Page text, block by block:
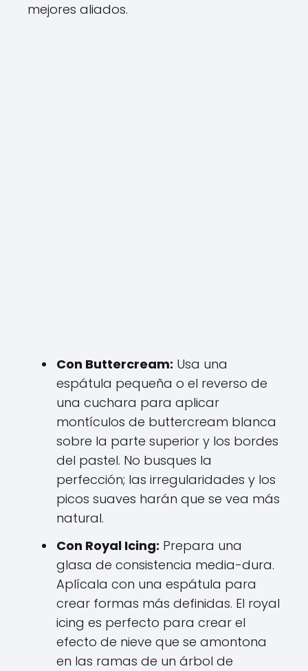
mejores aliados.
Con Buttercream: Usa una
espátula pequeña o el reverso de
una cuchara para aplicar
montículos de buttercream blanca
sobre la parte superior y los bordes
del pastel. No busques la
perfección; las irregularidades y los
picos suaves harán que se vea más
natural.
Con Royal Icing: Prepara una
glasa de consistencia media-dura.
Aplícala con una espátula para
crear formas más definidas. El royal
icing es perfecto para crear el
efecto de nieve que se amontona
en las ramas de un árbol de